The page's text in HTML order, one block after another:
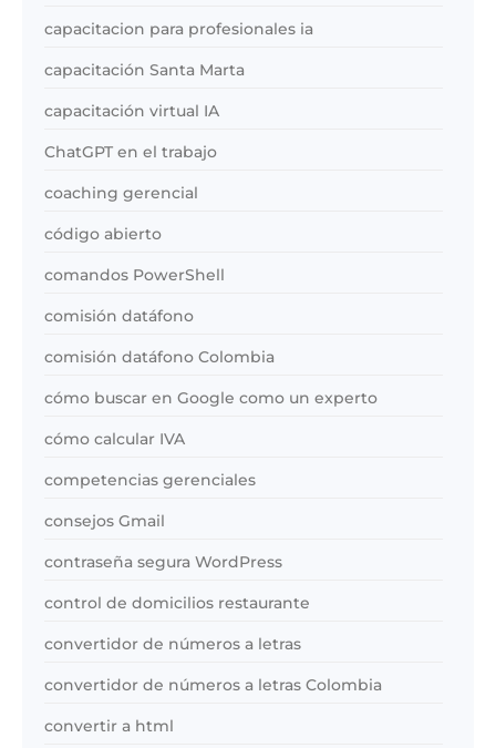
capacitacion para profesionales ia
capacitación Santa Marta
capacitación virtual IA
ChatGPT en el trabajo
coaching gerencial
código abierto
comandos PowerShell
comisión datáfono
comisión datáfono Colombia
cómo buscar en Google como un experto
cómo calcular IVA
competencias gerenciales
consejos Gmail
contraseña segura WordPress
control de domicilios restaurante
convertidor de números a letras
convertidor de números a letras Colombia
convertir a html